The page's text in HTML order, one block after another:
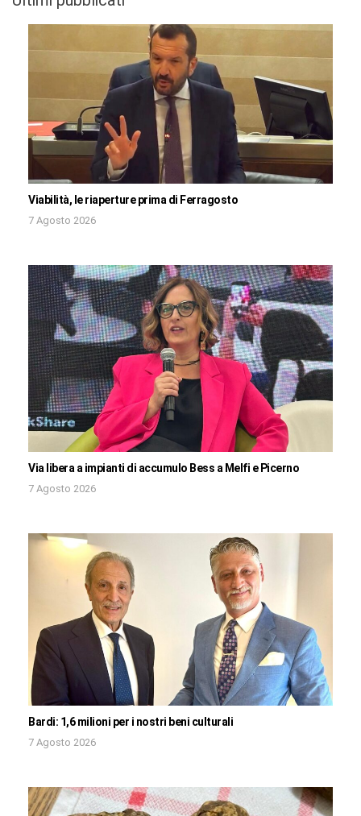
Viabilità, le riaperture prima di Ferragosto
7 Agosto 2026
Via libera a impianti di accumulo Bess a Melfi e Picerno
7 Agosto 2026
Bardi: 1,6 milioni per i nostri beni culturali
7 Agosto 2026